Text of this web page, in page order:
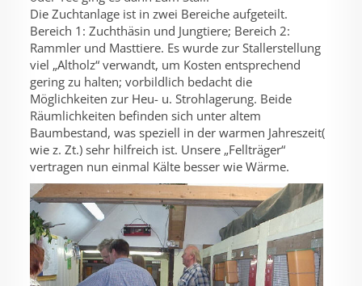
Die Zuchtanlage ist in zwei Bereiche aufgeteilt.
Bereich 1: Zuchthäsin und Jungtiere; Bereich 2:
Rammler und Masttiere. Es wurde zur Stallerstellung
viel „Altholz“ verwandt, um Kosten entsprechend
gering zu halten; vorbildlich bedacht die
Möglichkeiten zur Heu- u. Strohlagerung. Beide
Räumlichkeiten befinden sich unter altem
Baumbestand, was speziell in der warmen Jahreszeit(
wie z. Zt.) sehr hilfreich ist. Unsere „Fellträger“
vertragen nun einmal Kälte besser wie Wärme.